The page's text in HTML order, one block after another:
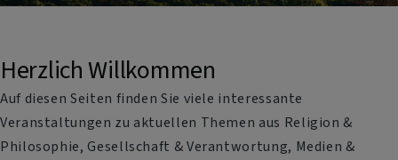
Herzlich Willkommen
Auf diesen Seiten finden Sie viele interessante
Veranstaltungen zu aktuellen Themen aus Religion &
Philosophie, Gesellschaft & Verantwortung, Medien &